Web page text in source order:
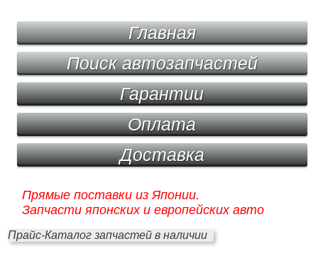
Главная
Поиск автозапчастей
Гарантии
Оплата
Доставка
Прямые поставки из Японии.
Запчасти японских и европейских авто
Прайс-Каталог запчастей в наличии